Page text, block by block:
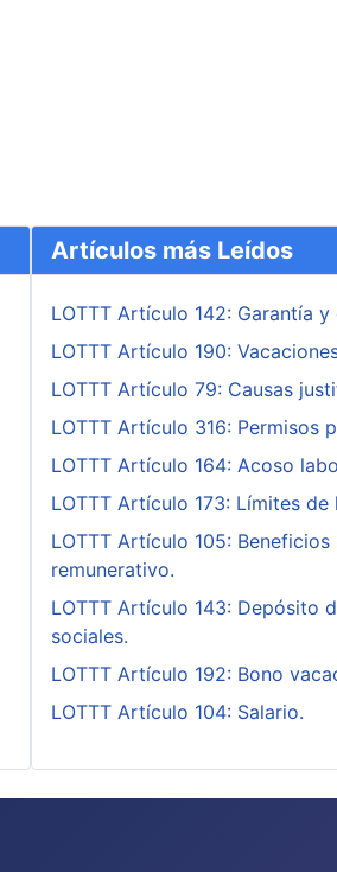
Artículos más Leídos
LOTTT Artículo 142: Garantía
LOTTT Artículo 190:
LOTTT Artículo 79: Causas
LOTTT Artículo 316: Permisos
LOTTT Artículo 164: Acoso
LOTTT Artículo 173: Límites
LOTTT Artículo 105:
remunerativo.
LOTTT Artículo 143: Depósito
sociales.
LOTTT Artículo 192: Bono
LOTTT Artículo 104: Salario.